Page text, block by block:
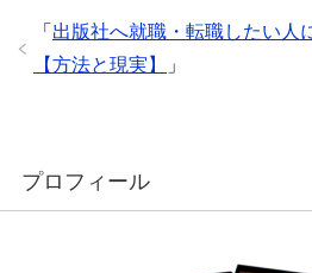
「 出版社へ就職・転職したい人
【方法と現実】
」
プロフィール